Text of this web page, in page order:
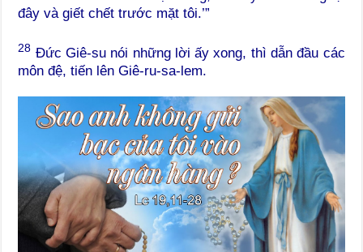
đây và giết chết trước mặt tôi.’”
28 Đức Giê-su nói những lời ấy xong, thì dẫn đầu các
môn đệ, tiến lên Giê-ru-sa-lem.